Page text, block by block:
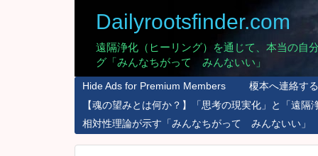
Dailyrootsfinder.com
遠隔浄化（ヒーリング）を通じて、本当の
グ「みんなちがって みんないい」
Hide Ads for Premium Members
榎本へ連絡す
【魂の望みとは何か？】「思考の現実化」と「遠隔
相対性理論が示す「みんなちがって みんないい」